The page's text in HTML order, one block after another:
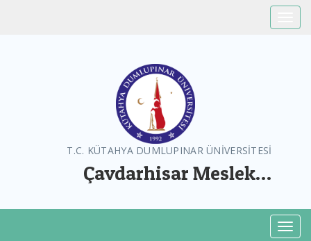
T.C. KÜTAHYA DUMLUPINAR ÜNİVERSİTESİ
Çavdarhisar Meslek